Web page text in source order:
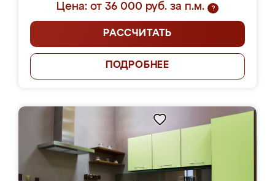
Цена: от 36 000 руб. за п.м.
?
РАССЧИТАТЬ
ПОДРОБНЕЕ